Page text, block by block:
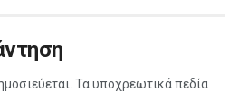
Τα υποχρεωτικά πεδία